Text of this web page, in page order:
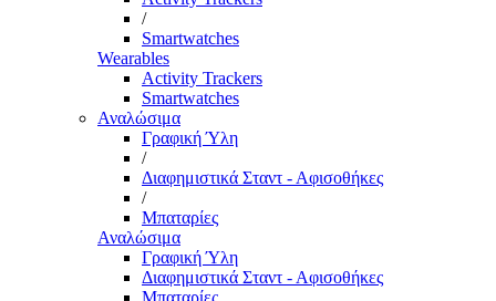
/
Smartwatches
Wearables
Activity Trackers
Smartwatches
Αναλώσιμα
Γραφική Ύλη
/
Διαφημιστικά Σταντ - Αφισοθήκες
/
Μπαταρίες
Αναλώσιμα
Γραφική Ύλη
Διαφημιστικά Σταντ - Αφισοθήκες
Μπαταρίες